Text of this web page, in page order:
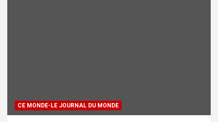
CE MONDE-LE JOURNAL DU MONDE